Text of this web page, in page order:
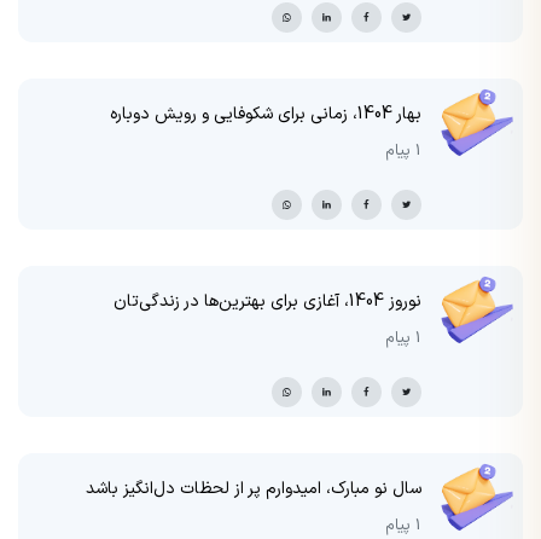
بهار 1404، زمانی برای شکوفایی و رویش دوباره
1 پیام
نوروز 1404، آغازی برای بهترین‌ها در زندگی‌تان
1 پیام
سال نو مبارک، امیدوارم پر از لحظات دل‌انگیز باشد
1 پیام